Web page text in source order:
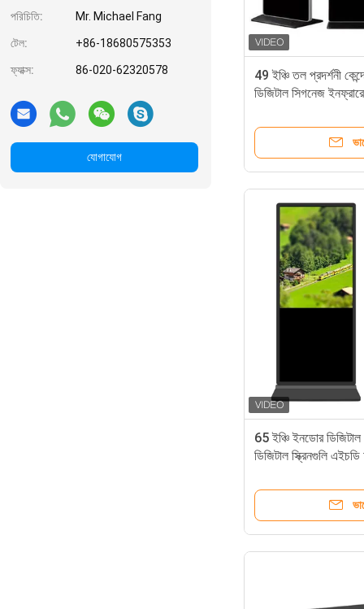
পরিচিতি: Mr. Michael Fang
টেল: +86-18680575353
ফ্যাক্স: 86-020-62320578
যোগাযোগ
49 ইঞ্চি তল প্রদর্শনী
ডিজিটাল সিগনেজ
65 ইঞ্চি ইনডোর ডিজিটাল
ডিজিটাল স্ক্রিনগুলি